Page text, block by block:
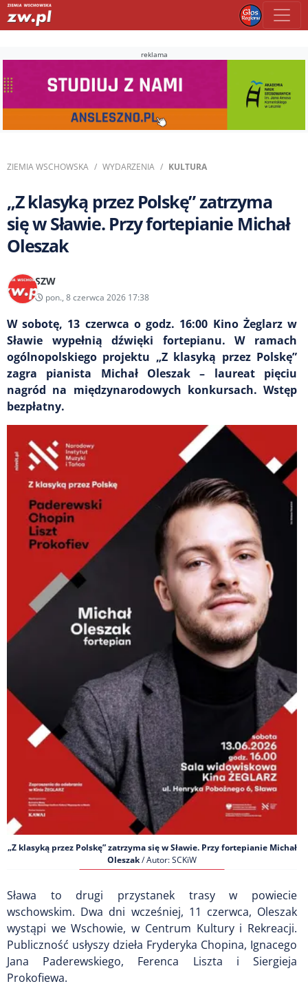
reklama
ZIEMIA WSCHOWSKA WYDARZENIA KULTURA
„Z klasyką przez Polskę” zatrzyma
się w Sławie. Przy fortepianie Michał
Oleszak
SZW
pon., 8 czerwca 2026 17:38
W sobotę, 13 czerwca o godz. 16:00 Kino Żeglarz w
Sławie wypełnią dźwięki fortepianu. W ramach
ogólnopolskiego projektu „Z klasyką przez Polskę”
zagra pianista Michał Oleszak – laureat pięciu
nagród na międzynarodowych konkursach. Wstęp
bezpłatny.
„Z klasyką przez Polskę” zatrzyma się w Sławie. Przy fortepianie Michał
Oleszak/ Autor: SCKiW
Sława to drugi przystanek trasy w powiecie
wschowskim. Dwa dni wcześniej, 11 czerwca, Oleszak
wystąpi we Wschowie, w Centrum Kultury i Rekreacji.
Publiczność usłyszy dzieła Fryderyka Chopina, Ignacego
Jana Paderewskiego, Ferenca Liszta i Siergieja
Prokofiewa.